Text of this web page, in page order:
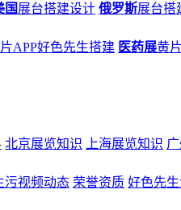
国 展台搭建设计 俄罗斯展台搭
APP好色先生搭建 医药展黄
北京展览知识 上海展览知识
污视频动态 荣誉资质 好色先